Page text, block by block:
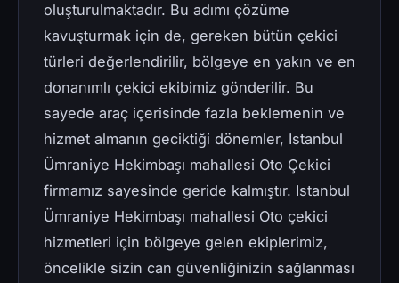
oluşturulmaktadır. Bu adımı çözüme
kavuşturmak için de, gereken bütün çekici
türleri değerlendirilir, bölgeye en yakın ve en
donanımlı çekici ekibimiz gönderilir. Bu
sayede araç içerisinde fazla beklemenin ve
hizmet almanın geciktiği dönemler, Istanbul
Ümraniye Hekimbaşı mahallesi Oto Çekici
firmamız sayesinde geride kalmıştır. Istanbul
Ümraniye Hekimbaşı mahallesi Oto çekici
hizmetleri için bölgeye gelen ekiplerimiz,
öncelikle sizin can güvenliğinizin sağlanması